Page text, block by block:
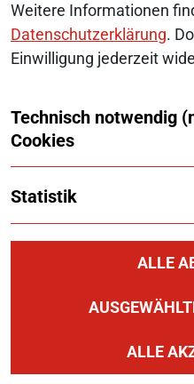
Weitere Informationen
Datenschutzerklärung.
Einwilligung jederzeit
Technisch notwendig
Cookies
Statistik
ALLE
ALLE
ZUM KONTAKT
Abonnieren Sie